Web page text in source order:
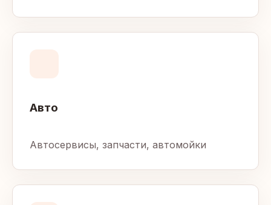
Авто
Автосервисы, запчасти, автомойки